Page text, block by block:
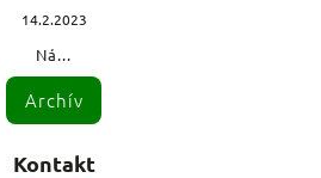
14.2.2023
Ná...
Archív
Kontakt